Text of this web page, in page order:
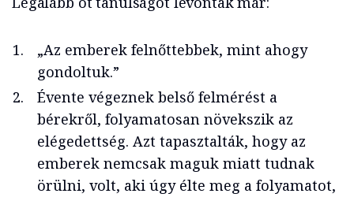
„Az emberek felnőttebbek, mint ahogy
gondoltuk.”
Évente végeznek belső felmérést a
bérekről, folyamatosan növekszik az
elégedettség. Azt tapasztalták, hogy az
emberek nemcsak maguk miatt tudnak
örülni, volt, aki úgy élte meg a folyamatot,